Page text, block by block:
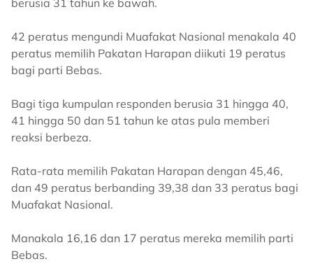
berusia 31 tahun ke bawah.
42 peratus mengundi Muafakat Nasional menakala 40
peratus memilih Pakatan Harapan diikuti 19 peratus
bagi parti Bebas.
Bagi tiga kumpulan responden berusia 31 hingga 40,
41 hingga 50 dan 51 tahun ke atas pula memberi
reaksi berbeza.
Rata-rata memilih Pakatan Harapan dengan 45,46,
dan 49 peratus berbanding 39,38 dan 33 peratus bagi
Muafakat Nasional.
Manakala 16,16 dan 17 peratus mereka memilih parti
Bebas.